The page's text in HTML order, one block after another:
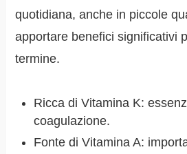
quotidiana, anche in piccole
apportare benefici significativi
termine.
Ricca di Vitamina K:
coagulazione.
Fonte di Vitamina A: